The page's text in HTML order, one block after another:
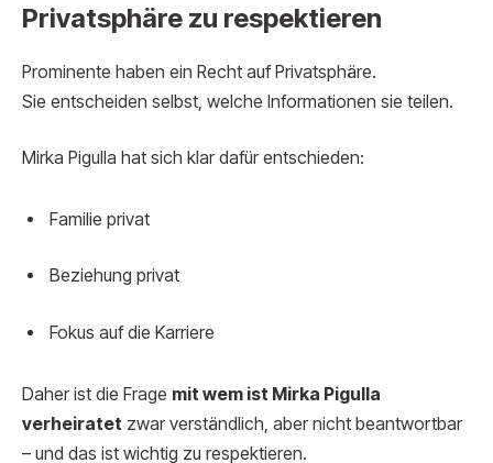
Privatsphäre zu respektieren
Prominente haben ein Recht auf Privatsphäre.
Sie entscheiden selbst, welche Informationen sie teilen.
Mirka Pigulla hat sich klar dafür entschieden:
Familie privat
Beziehung privat
Fokus auf die Karriere
Daher ist die Frage mit wem ist Mirka Pigulla
verheiratet zwar verständlich, aber nicht beantwortbar
– und das ist wichtig zu respektieren.